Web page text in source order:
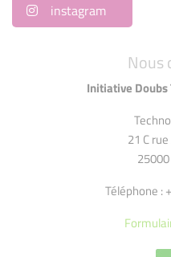
Nous
Initiative
21 C
Téléphone :
instagram